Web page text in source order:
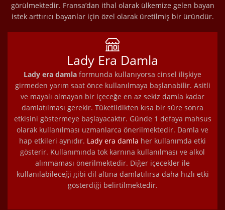
görülmektedir. Fransa’dan ithal olarak ülkemize gelen bayan
istek arttırıcı bayanlar için özel olarak üretilmiş bir üründür.
Lady Era Damla
Lady era damla formunda kullanıyorsa cinsel ilişkiye
girmeden yarım saat önce kullanılmaya başlanabilir. Asitli
ve mayalı olmayan bir içeceğe en az sekiz damla kadar
damlatılması gerekir. Tüketildikten kısa bir süre sonra
etkisini göstermeye başlayacaktır. Günde 1 defaya mahsus
olarak kullanılması uzmanlarca önerilmektedir. Damla ve
hap etkileri aynıdır. Lady era damla her kullanımda etki
gösterir. Kullanımında tok karnına kullanılması ve alkol
alınmaması önerilmektedir. Diğer içecekler ile
kullanılabileceği gibi dil altına damlatılırsa daha hızlı etki
gösterdiği belirtilmektedir.